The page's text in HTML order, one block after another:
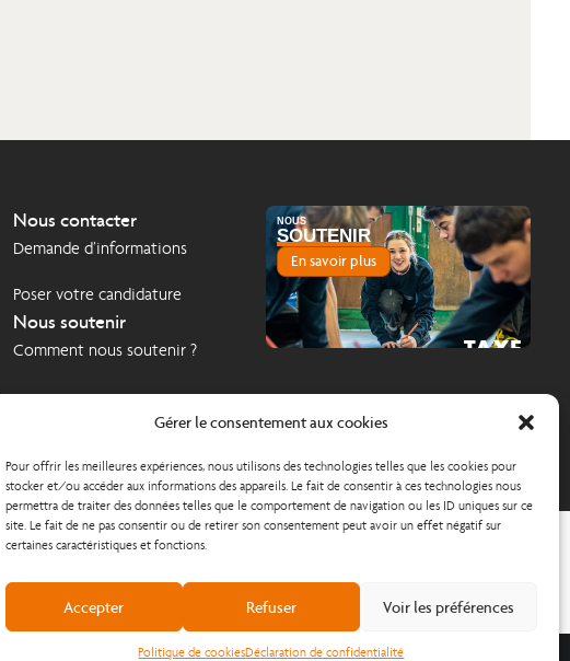
Gérer le consentement aux cookies
Pour offrir les meilleures expériences, nous utilisons des technologies telles que les cookies pour
stocker et/ou accéder aux informations des appareils. Le fait de consentir à ces technologies nous
permettra de traiter des données telles que le comportement de navigation ou les ID uniques sur ce
site. Le fait de ne pas consentir ou de retirer son consentement peut avoir un effet négatif sur
certaines caractéristiques et fonctions.
Accepter Refuser Voir les préférences
Politique de cookiesDéclaration de confidentialité
Nous contacter
Demande d’informations
Poser votre candidature
Nous soutenir
Comment nous soutenir ?
NOUS
SOUTENIR
En savoir plus
TAXE